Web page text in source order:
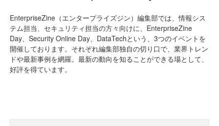
EnterpriseZine（エンタープライズジン）編集部では、情報シス
テム担当、セキュリティ担当の方々向けに、EnterpriseZine
Day、Security Online Day、DataTechという、3つのイベントを
開催しております。それぞれ編集部独自の切り口で、業界トレン
ドや最新事例を網羅。最新の動向を知ることができる場として、
好評を得ています。